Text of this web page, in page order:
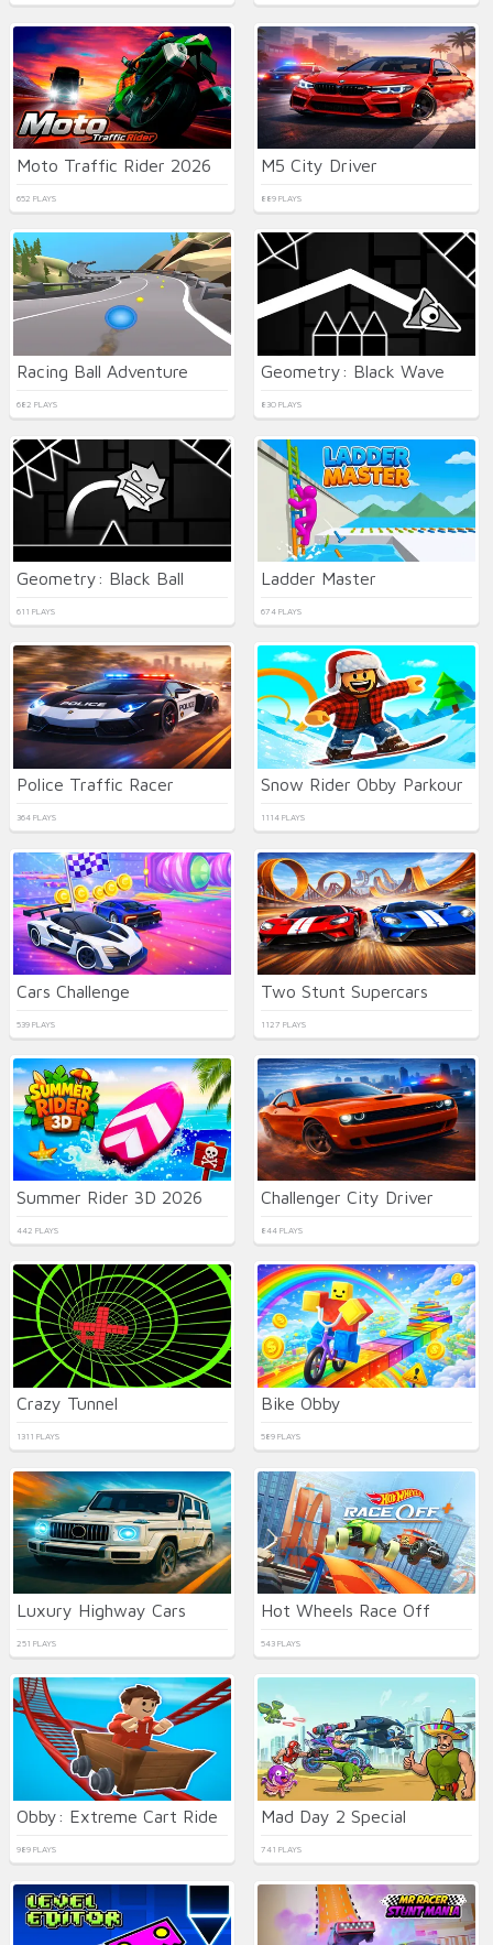
Moto Traffic Rider 2026
652 PLAYS
M5 City Driver
889 PLAYS
Racing Ball Adventure
682 PLAYS
Geometry: Black Wave
830 PLAYS
Geometry: Black Ball
611 PLAYS
Ladder Master
674 PLAYS
Police Traffic Racer
364 PLAYS
Snow Rider Obby Parkour
1114 PLAYS
Cars Challenge
539 PLAYS
Two Stunt Supercars
1127 PLAYS
Summer Rider 3D 2026
442 PLAYS
Challenger City Driver
844 PLAYS
Crazy Tunnel
1311 PLAYS
Bike Obby
589 PLAYS
Luxury Highway Cars
251 PLAYS
Hot Wheels Race Off
543 PLAYS
Obby: Extreme Cart Ride
989 PLAYS
Mad Day 2 Special
741 PLAYS